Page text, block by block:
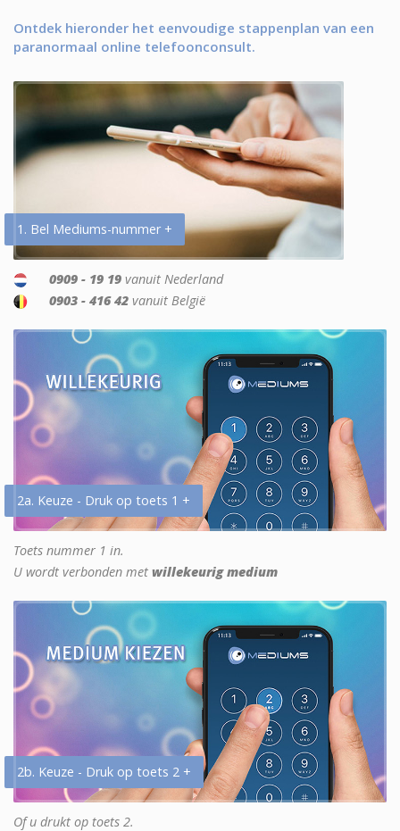
Ontdek hieronder het eenvoudige stappenplan van een
paranormaal online telefoonconsult.
1. Bel Mediums-nummer +
0909 - 19 19 vanuit Nederland
0903 - 416 42 vanuit België
2a. Keuze - Druk op toets 1 +
Toets nummer 1 in.
U wordt verbonden met willekeurig medium
2b. Keuze - Druk op toets 2 +
Of u drukt op toets 2.